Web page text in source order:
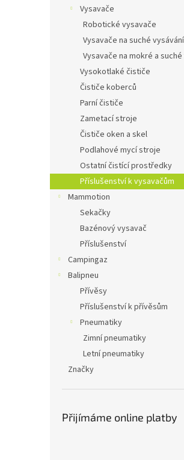
Vysavače
Robotické vysavače
Vysavače na suché vysávání
Vysavače na mokré a
Vysokotlaké čističe
Čističe koberců
Parní čističe
Zametací stroje
Čističe oken a skel
Podlahové mycí stroje
Ostatní čistící prostředky
Příslušenství k vysavačům
Mammotion
Sekačky
Bazénový vysavač
Příslušenství
Campingaz
Balipneu
Přívěsy
Příslušenství k přívěsům
Pneumatiky
Zimní pneumatiky
Letní pneumatiky
Značky
Přijímáme online platby